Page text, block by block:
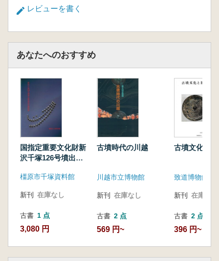
レビューを書く
あなたへのおすすめ
国指定重要文化財新
沢千塚126号墳出土
品作製図録
橿原市千塚資料館
新刊 在庫なし
古書 1 点
3,080 円
古墳時代の川越
川越市立博物館
新刊 在庫なし
古書 2 点
569 円~
古墳文化と
致道博物館
新刊 在庫なし
古書 2 点
396 円~